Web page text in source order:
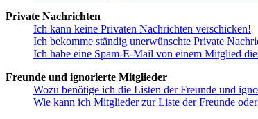
Private Nachrichten
Ich kann keine Privaten Nachrichten verschicken!
Ich bekomme ständig unerwünschte Private
Ich habe eine Spam-E-Mail von einem Mitglied
Freunde und ignorierte Mitglieder
Wozu benötige ich die Listen der Freunde und
Wie kann ich Mitglieder zur Liste der Freunde